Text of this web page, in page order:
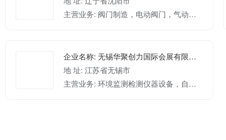
主营业务: 阀门制造，电动阀门，气动阀门，陶瓷阀门，刀闸阀，排渣阀，蝶阀，球阀，截止阀
企业名称: 无锡华聚创力国际会展有限公司
地 址: 江苏省无锡市
主营业务: 环境监测检测仪器设备，自动化环境检测系统，固废危废处理，水处理，污水处理技术，大气治理，烟气净化等